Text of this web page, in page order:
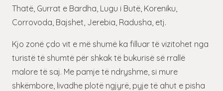
Thatë, Gurrat e Bardha, Lugu i Butë, Koreniku,
Corrovoda, Bajshet, Jerebia, Radusha, etj.
Kjo zonë çdo vit e më shumë ka filluar të vizitohet nga
turistë të shumtë për shkak të bukurisë së rrallë
malore të saj. Me pamje të ndryshme, si mure
shkëmbore, livadhe plotë ngjyrë, pyje të ahut e pisha